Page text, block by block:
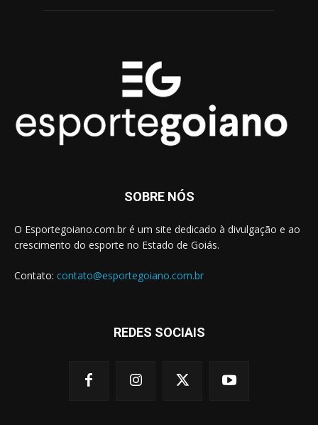
SOBRE NÓS
O Esportegoiano.com.br é um site dedicado à divulgação e ao
crescimento do esporte no Estado de Goiás.
Contato: contato@esportegoiano.com.br
REDES SOCIAIS